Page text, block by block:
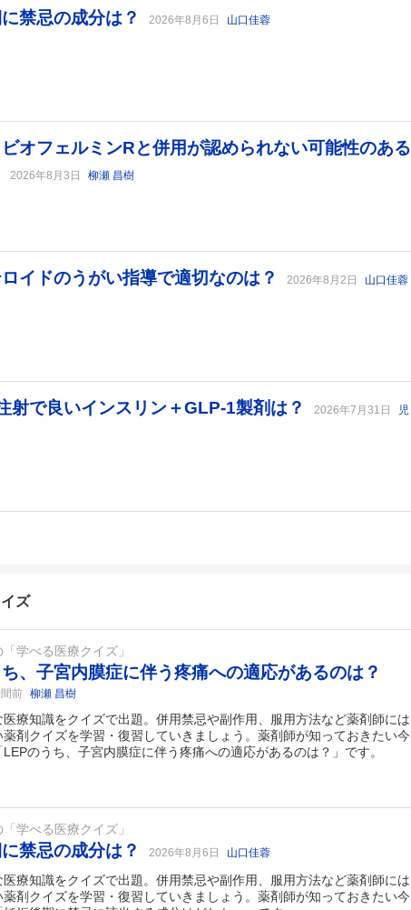
禁忌の成分は？ 2026年8月6日 山口佳蓉
オフェルミンRと併用が認められない可能性のある
2026年8月3日 柳瀬 昌樹
イドのうがい指導で適切なのは？ 2026年8月2日 山口佳蓉
射で良いインスリン＋GLP-1製剤は？ 2026年7月31日
児
ズ
学べる医療クイズ」
、子宮内膜症に伴う疼痛への適応があるのは？
前 柳瀬 昌樹
療知識をクイズで出題。併用禁忌や副作用、服用方法など薬剤師には
剤クイズを学習・復習していきましょう。薬剤師が知っておきたい今
のうち、子宮内膜症に伴う疼痛への適応があるのは？」です。
学べる医療クイズ」
禁忌の成分は？ 2026年8月6日 山口佳蓉
療知識をクイズで出題。併用禁忌や副作用、服用方法など薬剤師には
剤クイズを学習・復習していきましょう。薬剤師が知っておきたい今